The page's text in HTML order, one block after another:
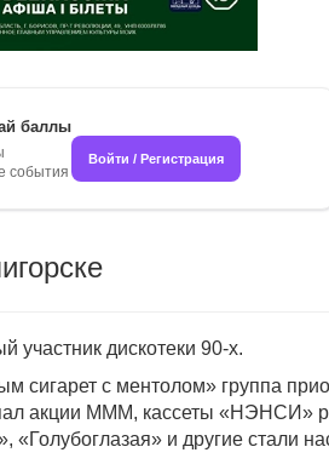
баллы
события
Войти / Регистрация
дискотеки 90-х.
с ментолом» группа
акции МММ, кассеты «НЭНСИ»
«Голубоглазая» и другие стали